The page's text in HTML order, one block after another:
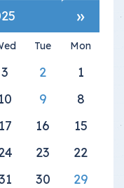
«
Mon
Tue
1
2
3
8
9
15
16
17
22
23
29
30